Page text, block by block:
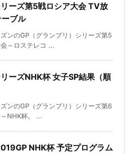
ーズ第5戦ロシア大会 TV放
ブル
ンのGP（グランプリ）シリーズ第5
～ロステレコ ...
ーズNHK杯 女子SP結果（順
ンのGP（グランプリ）シリーズ第6
NHK杯。 ...
NHK杯 予定プログラム